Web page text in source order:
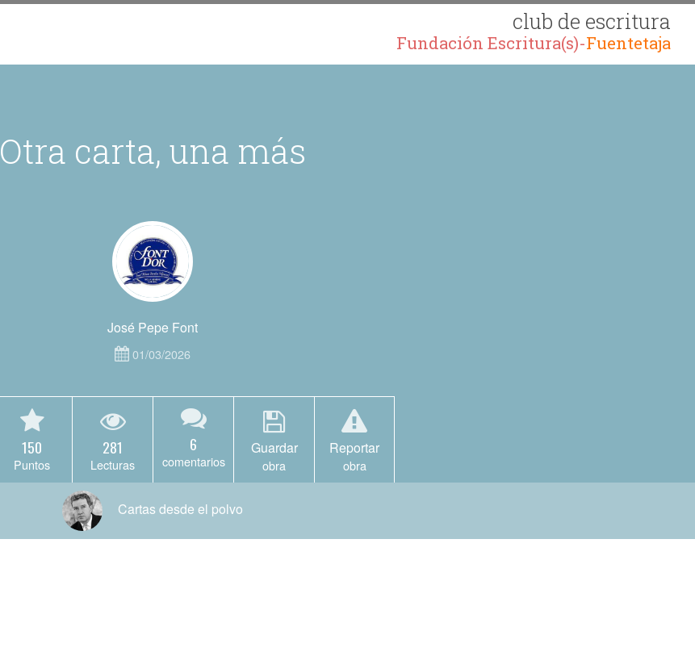
club de escritura
Fundación Escritura(s)-Fuentetaja
Otra carta, una más
José Pepe Font
01/03/2026
150
Puntos
281
Lecturas
6
comentarios
Guardar
obra
Reportar
obra
Cartas desde el polvo